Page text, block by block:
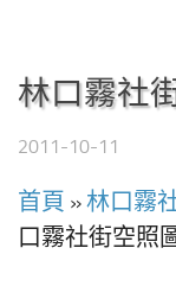
林口霧社
2011-10-11
首頁 »林口霧
口霧社街空照